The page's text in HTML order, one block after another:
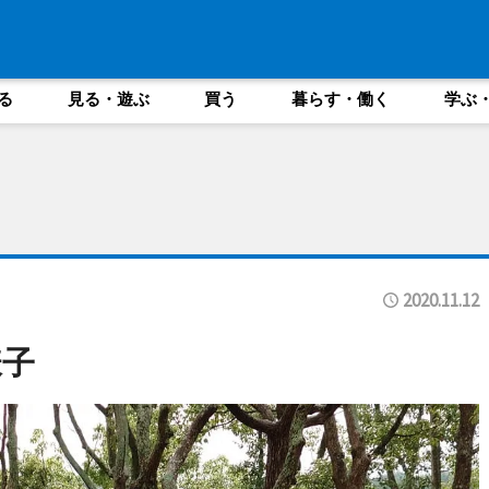
見る・遊ぶ 買う 暮らす・働く 学ぶ
2020.11.12